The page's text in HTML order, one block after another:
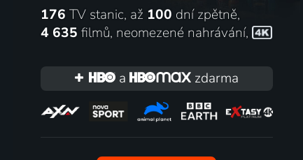
176 TV stanic, až 100 dní zpětně,
4 635 filmů, neomezené nahrávání,
a zdarma